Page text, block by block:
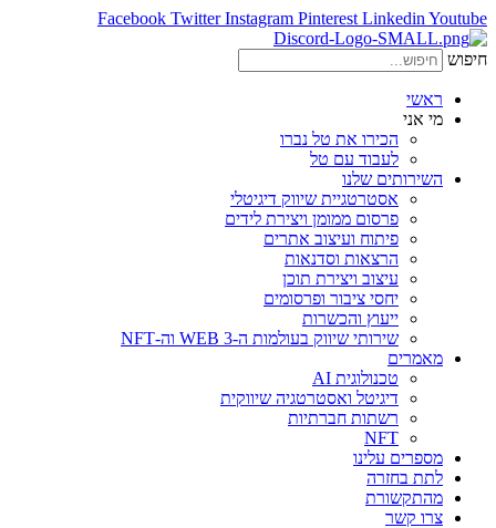
Facebook Twitter Instagram Pinterest Linkedin Youtube
חיפוש
ראשי
מי אני
הכירו את טל נברו
לעבוד עם טל
השירותים שלנו
אסטרטגיית שיווק דיגיטלי
פרסום ממומן ויצירת לידים
פיתוח ועיצוב אתרים
הרצאות וסדנאות
עיצוב ויצירת תוכן
יחסי ציבור ופרסומים
ייעוץ והכשרות
שירותי שיווק בעולמות ה-WEB 3 וה-NFT
מאמרים
טכנולוגית AI
דיגיטל ואסטרטגיה שיווקית
רשתות חברתיות
NFT
מספרים עלינו
לתת בחזרה
מהתקשורת
צרו קשר